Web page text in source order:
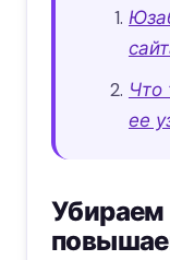
Что
ее
Убираем